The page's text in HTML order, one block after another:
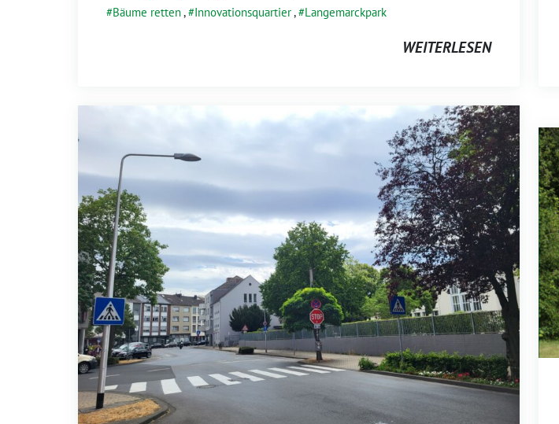
Bäume retten, Innovationsquartier, Langemarckpark
WEITERLESEN